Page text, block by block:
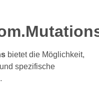
bietet die Möglichkeit,
spezifische